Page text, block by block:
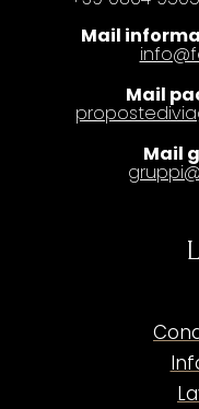
Mail
Mail
Mail